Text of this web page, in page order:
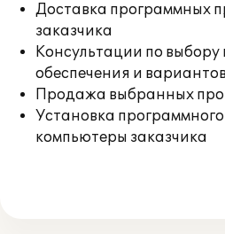
Доставка программных
заказчика
Консультации по выбору
обеспечения и
Продажа выбранных
Установка
компьютеры заказчика